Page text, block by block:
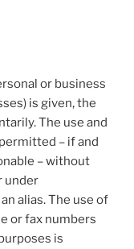
or business
is given, the
The use and
– if and
– without
under
alias. The use of
or fax numbers
is